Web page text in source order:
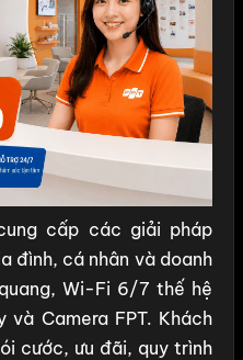
cấp các giải pháp
đình, cá nhân và doanh
Wi-Fi 6/7 thế hệ
và Camera FPT. Khách
cước, ưu đãi, quy trình